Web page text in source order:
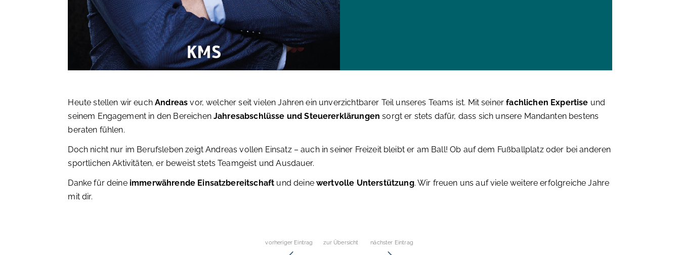
Heute stellen wir euchAndreas vor, welcher seit vielen Jahren ein unverzichtbarer Teil unseres Teams ist. Mit seinerfachlichen Expertise und
seinem Engagement in den BereichenJahresabschlüsse und Steuererklärungen sorgt er stets dafür, dass sich unsere Mandanten bestens
beraten fühlen.
Doch nicht nur im Berufsleben zeigt Andreas vollen Einsatz – auch in seiner Freizeit bleibt er am Ball! Ob auf dem Fußballplatz oder bei anderen
sportlichen Aktivitäten, er beweist stets Teamgeist und Ausdauer.
Danke für deine immerwährende Einsatzbereitschaft und deinewertvolle Unterstützung. Wir freuen uns auf viele weitere erfolgreiche Jahre
mit dir.
vorheriger Eintrag zur Übersicht nächster Eintrag